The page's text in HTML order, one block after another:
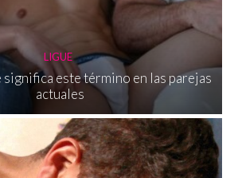
LIGUE
significa este término en las parejas
actuales